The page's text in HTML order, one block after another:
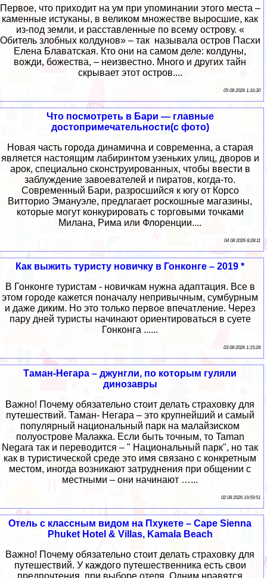
Первое, что приходит на ум при упоминании этого места –
каменные истуканы, в великом множестве выросшие, как
из-под земли, и расставленные по всему острову. «
Обитель злобных колдунов» – так называла остров Пасхи
Елена Блаватская. Кто они на самом деле: колдуны,
вожди, божества, – неизвестно. Много и других тайн
скрывает этот остров....
05 08 2026 1:16:30
Что посмотреть в Бари — главные
достопримечательности(с фото)
Новая часть города динамична и современна, а старая
является настоящим лабиринтом узеньких улиц, дворов и
арок, специально сконструированных, чтобы ввести в
заблуждение завоевателей и пиратов, когда-то.
Современный Бари, разросшийся к югу от Корсо
Витторио Эмануэле, предлагает роскошные магазины,
которые могут конкурировать с торговыми точками
Милана, Рима или Флоренции....
04 08 2026 8:28:11
Как выжить туристу новичку в Гонконге – 2019 *
В Гонконге туристам - новичкам нужна адаптация. Все в
этом городе кажется поначалу непривычным, сумбурным
и даже диким. Но это только первое впечатление. Через
пару дней туристы начинают ориентироваться в суете
Гонконга ......
03 08 2026 1:15:28
Таман-Негара – джунгли, по которым гуляли
динозавры
Важно! Почему обязательно стоит делать страховку для
путешествий. Таман- Негара – это крупнейший и самый
популярный национальный парк на малайзиском
полуострове Малакка. Если быть точным, то Taman
Negara так и переводится – " Национальный парк", но так
как в туристической среде это имя связано с конкретным
местом, иногда возникают затруднения при общении с
местными – они начинают …...
02 08 2026 19:59:51
Отель с классным видом на Пхукете – Cape Sienna
Phuket Hotel & Villas, Kamala Beach
Важно! Почему обязательно стоит делать страховку для
путешествий. У каждого путешественника есть свои